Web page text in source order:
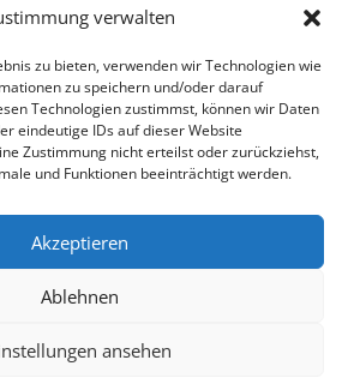
verwalten
zu bieten, verwenden wir Technologien wie
zu speichern und/oder darauf
Technologien zustimmst, können wir Daten
eindeutige IDs auf dieser Website
Zustimmung nicht erteilst oder zurückziehst,
und Funktionen beeinträchtigt werden.
Akzeptieren
Ablehnen
ansehen
Follow